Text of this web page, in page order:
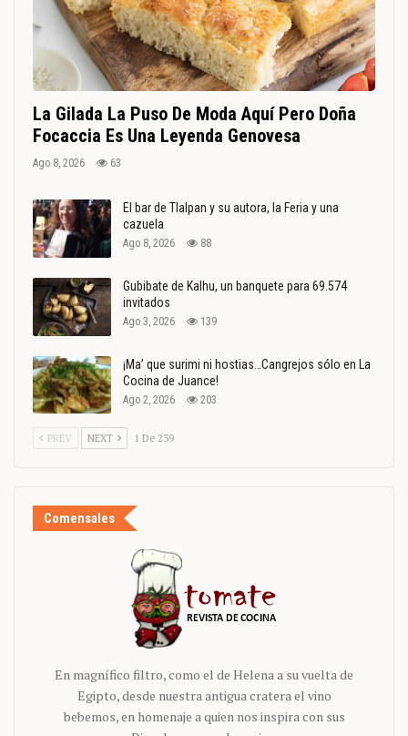
La Gilada La Puso De Moda Aquí Pero Doña
Focaccia Es Una Leyenda Genovesa
Ago 8, 2026 63
El bar de Tlalpan y su autora, la Feria y una
cazuela
Ago 8, 2026 88
Gubibate de Kalhu, un banquete para 69.574
invitados
Ago 3, 2026 139
¡Ma’ que surimi ni hostias…Cangrejos sólo en La
Cocina de Juance!
Ago 2, 2026 203
PREV NEXT 1 De 239
Comensales
En magnífico filtro, como el de Helena a su vuelta de
Egipto, desde nuestra antigua cratera el vino
bebemos, en homenaje a quien nos inspira con sus